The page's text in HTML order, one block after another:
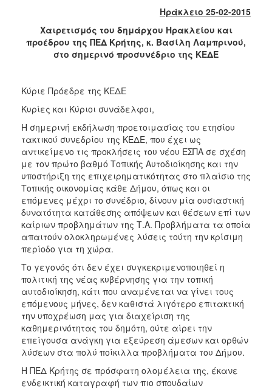
-
2013
ΤΟΠΟΣ
ΠΟΛΙΤΙΣΜΟΣ
ΑΝΘΕΚΤΙΚΗ
ΠΟΛΗ
Ηράκλειο 25-02-2015
Χαιρετισμός του δημάρχου Ηρακλείου και
προέδρου της ΠΕΔ Κρήτης, κ. Βασίλη Λαμπρινού,
στο σημερινό προσυνέδριο της ΚΕΔΕ
Κύριε Πρόεδρε της ΚΕΔΕ
Κυρίες και Κύριοι συνάδελφοι,
Η σημερινή εκδήλωση προετοιμασίας του ετησίου
τακτικού συνεδρίου της ΚΕΔΕ, που έχει ως
αντικείμενο τις προκλήσεις του νέου ΕΣΠΑ σε σχέση
με τον πρώτο βαθμό Τοπικής Αυτοδιοίκησης και την
υποστήριξη της επιχειρηματικότητας στο πλαίσιο της
Τοπικής οικονομίας κάθε Δήμου, όπως και οι
επόμενες μέχρι το συνέδριο, δίνουν μία ουσιαστική
δυνατότητα κατάθεσης απόψεων και θέσεων επί των
καίριων προβλημάτων της Τ.Α. Προβλήματα τα οποία
απαιτούν ολοκληρωμένες λύσεις τούτη την κρίσιμη
περίοδο για τη χώρα.
Το γεγονός ότι δεν έχει συγκεκριμενοποιηθεί η
πολιτική της νέας κυβέρνησης για την τοπική
αυτοδιοίκηση, κάτι που αναμένεται να γίνει τους
επόμενους μήνες, δεν καθιστά λιγότερο επιτακτική
την υποχρέωση μας για διαχείριση της
καθημερινότητας του δημότη, ούτε αίρει την
επείγουσα ανάγκη για εξεύρεση άμεσων και ορθών
λύσεων στα πολύ ποίκιλλα προβλήματα του Δήμου.
Η ΠΕΔ Κρήτης σε πρόσφατη ολομέλεια της, έκανε
ενδεικτική καταγραφή των πιο σπουδαίων